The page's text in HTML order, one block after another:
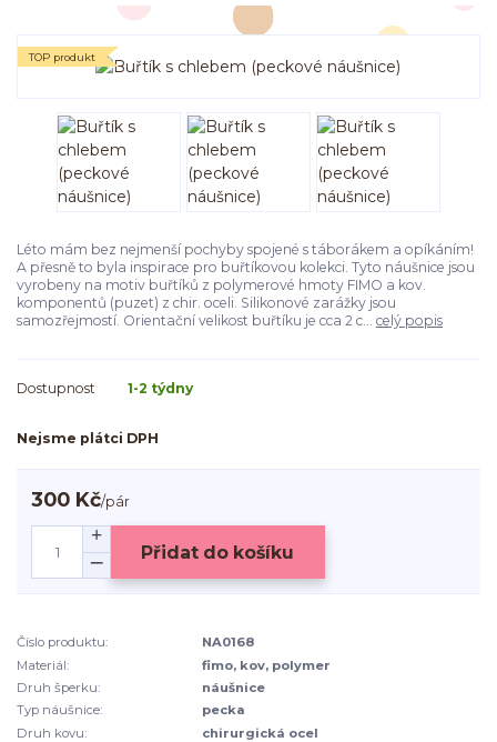
TOP produkt
Léto mám bez nejmenší pochyby spojené s táborákem a opíkáním!
A přesně to byla inspirace pro buřtíkovou kolekci. Tyto náušnice jsou
vyrobeny na motiv buřtíků z polymerové hmoty FIMO a kov.
komponentů (puzet) z chir. oceli. Silikonové zarážky jsou
samozřejmostí. Orientační velikost buřtíku je cca 2 c... celý popis
Dostupnost 1-2 týdny
Nejsme plátci DPH
300 Kč/pár
Přidat do košíku
Číslo produktu:
NA0168
Materiál:
fimo, kov, polymer
Druh šperku:
náušnice
Typ náušnice:
pecka
Druh kovu:
chirurgická ocel